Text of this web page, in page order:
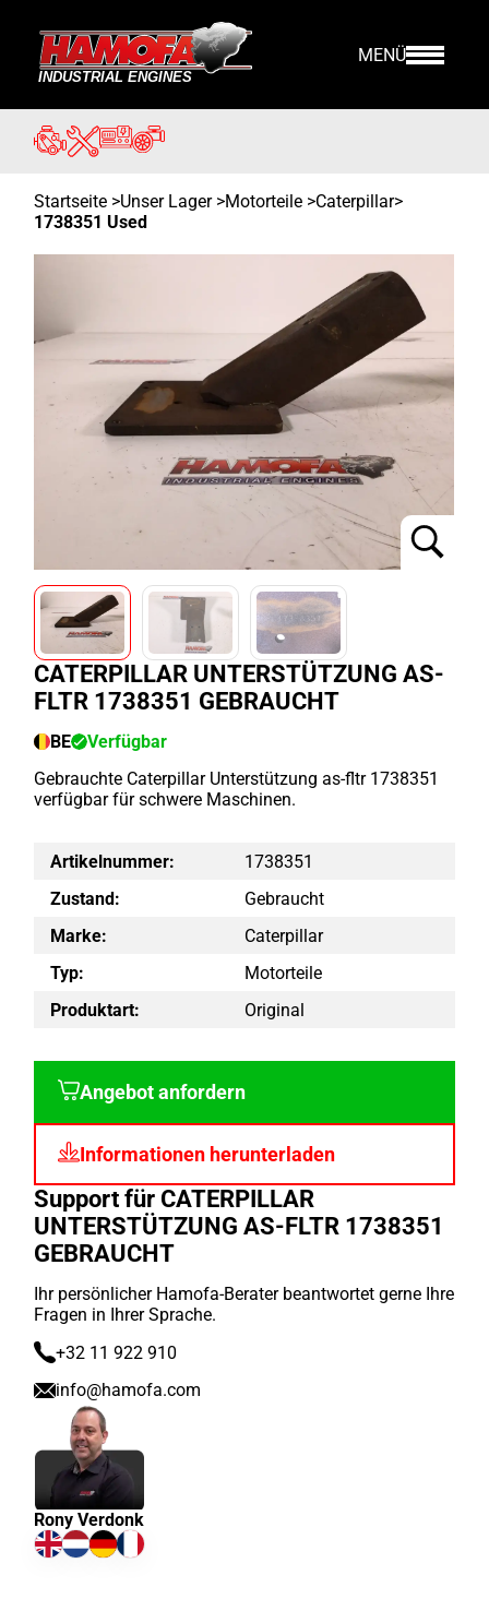
MENÜ
Startseite >Unser Lager>Motorteile >Caterpillar>
1738351 Used
CATERPILLAR UNTERSTÜTZUNG AS-
FLTR 1738351 GEBRAUCHT
BE
Verfügbar
Gebrauchte Caterpillar Unterstützung as-fltr 1738351
verfügbar für schwere Maschinen.
Artikelnummer:
1738351
Zustand:
Gebraucht
Marke:
Caterpillar
Typ:
Motorteile
Produktart:
Original
Angebot anfordern
Informationen herunterladen
Support für CATERPILLAR
UNTERSTÜTZUNG AS-FLTR 1738351
GEBRAUCHT
Ihr persönlicher Hamofa-Berater beantwortet gerne Ihre
Fragen in Ihrer Sprache.
+32 11 922 910
info@hamofa.com
Rony Verdonk